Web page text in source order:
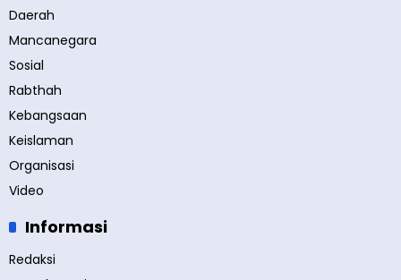
Daerah
Mancanegara
Sosial
Rabthah
Kebangsaan
Keislaman
Organisasi
Video
Informasi
Redaksi